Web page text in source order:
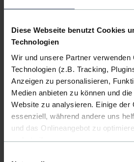
Diese Webseite benutzt Cookies
Technologien
Wir und unsere Partner verwenden
Technologien (z.B. Tracking,
Anzeigen zu personalisieren,
Medien anbieten zu können und
Website zu analysieren. Einige der
essenziell, während andere uns
und das Onlineangebot zu
Außerdem geben wir
Wir gehen der Sache auf den Grund: Welche
Markt? Was kommt in den nächsten Jahren
GEBÄUDEAUTOMATION: SYSTEME,
VORTEILE IM ÜBERBLICK